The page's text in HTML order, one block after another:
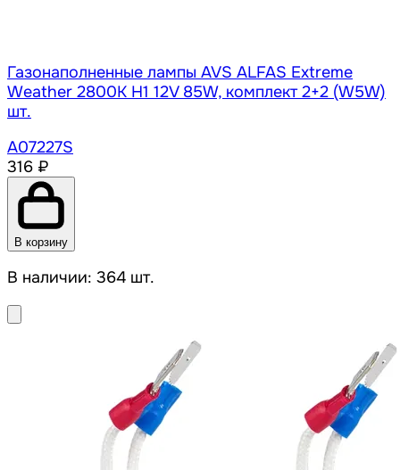
Газонаполненные лампы AVS ALFAS Extreme
Weather 2800К H1 12V 85W, комплект 2+2 (W5W)
шт.
A07227S
316 ₽
В корзину
В наличии: 364 шт.